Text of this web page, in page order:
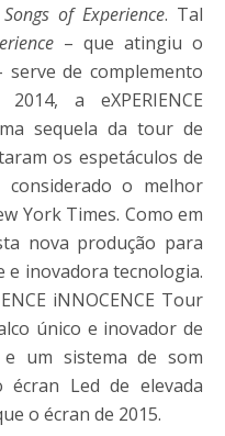
Songs of Experience. Tal
– que atingiu o
de complemento
a eXPERIENCE
sequela da tour de
os espetáculos de
o melhor
York Times. Como em
nova produção para
e inovadora tecnologia.
iNNOCENCE Tour
único e inovador de
um sistema de som
Led de elevada
o écran de 2015.